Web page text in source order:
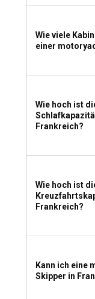
Wenn Sie auf
Welche
Motoryacht zu
erforderlich.
Aufgrund der
Tage leichte
Schichten
Wie viele
einer
Wie hoch ist
Frankreich?
Wie hoch ist
Frankreich?
Kann ich eine
Skipper in